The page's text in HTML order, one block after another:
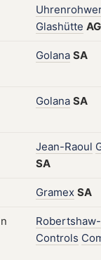
Glashütte
Golana SA
Golana SA
Jean-Raoul
SA
Gramex SA
Controls